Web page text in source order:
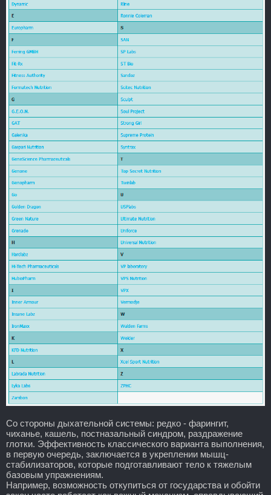
Со стороны дыхательной системы: редко - фарингит,
чиханье, кашель, постназальный синдром, раздражение
глотки. Эффективность классического варианта выполнения,
в первую очередь, заключается в укреплении мышц-
стабилизаторов, которые подготавливают тело к тяжелым
базовым упражнениям.
Например, возможность откупиться от государства и обойти